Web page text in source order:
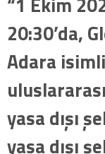
20:30’da,
Adara
yasa dışı
yasa dışı